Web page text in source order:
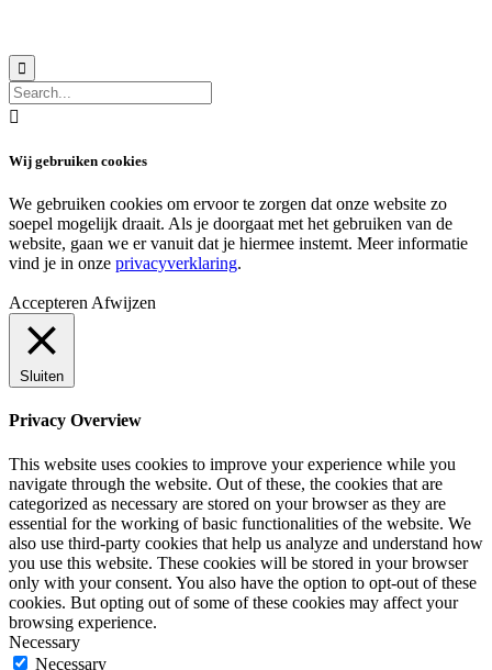


Wij gebruiken cookies
We gebruiken cookies om ervoor te zorgen dat onze website zo
soepel mogelijk draait. Als je doorgaat met het gebruiken van de
website, gaan we er vanuit dat je hiermee instemt. Meer informatie
vind je in onze privacyverklaring.
Accepteren Afwijzen
Sluiten
Privacy Overview
This website uses cookies to improve your experience while you
navigate through the website. Out of these, the cookies that are
categorized as necessary are stored on your browser as they are
essential for the working of basic functionalities of the website. We
also use third-party cookies that help us analyze and understand how
you use this website. These cookies will be stored in your browser
only with your consent. You also have the option to opt-out of these
cookies. But opting out of some of these cookies may affect your
browsing experience.
Necessary
Necessary